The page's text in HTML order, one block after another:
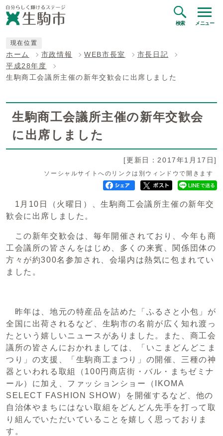
検索 メニュー
現在位置
ホーム 市政情報 WEB市長室
市長日記
平成28年度
生駒商工会議所主催の新年交歓会に出席しました
生駒商工会議所主催の新年交歓会
に出席しました
[更新日：2017年1月17日]
ソーシャルサイトへのリンクは別ウィンドウで開きます
1月10日（火曜日）、生駒商工会議所主催の新年交
歓会に出席しました。
この新年交歓会は、毎年開催されており、今年も商
工会議所の皆さんをはじめ、多くの来賓、関係団体の
方々が約300名参加され、会場内は熱気に包まれてい
ました。
昨年は、地元の特産品を詰めた「ふるさと小包」が
全国に出荷されるなど、生駒市の名前が広く知れ渡っ
たという嬉しいニュースがありました。また、商工会
議所の皆さんにおかれましては、「いこまどんどこま
つり」の支援、「生駒商工まつり」の開催、三種の神
器といわれる取組（100円商店街・バル・まちゼミナ
ール）に加え、ファッションショー（IKOMA
SELECT FASHION SHOW）を開催するなど、他の
自治体やまちにはない取組をどんどん先手を打って取
り組んでいただいていることを嬉しく思っておりま
す。